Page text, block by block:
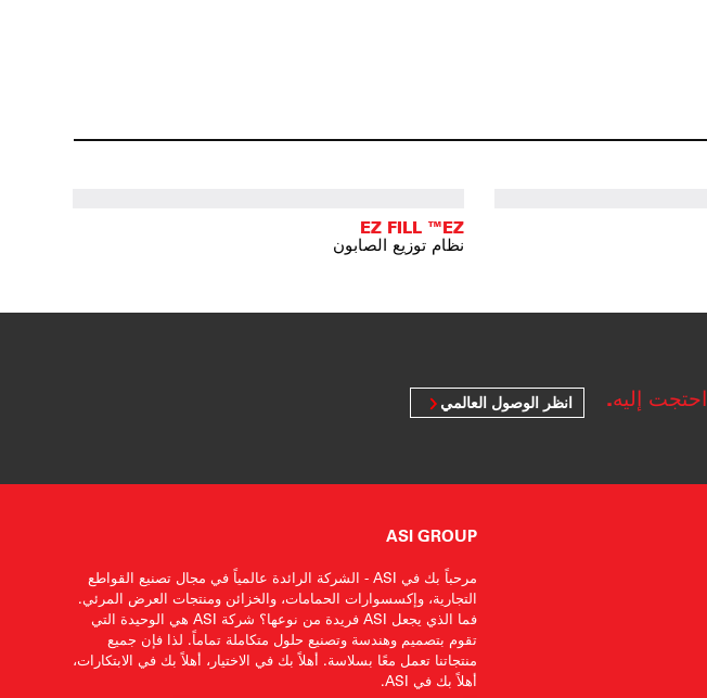
EZ FILL ™EZ
نظام توزيع الصابون
احتجت إليه. انظر الوصول العالمي
ASI GROUP
مرحباً بك في ASI - الشركة الرائدة عالمياً في مجال تصنيع القواطع
التجارية، وإكسسوارات الحمامات، والخزائن ومنتجات العرض المرئي.
فما الذي يجعل ASI فريدة من نوعها؟ شركة ASI هي الوحيدة التي
تقوم بتصميم وهندسة وتصنيع حلول متكاملة تماماً. لذا فإن جميع
منتجاتنا تعمل معًا بسلاسة. أهلاً بك في الاختيار، أهلاً بك في الابتكارات،
أهلاً بك في ASI.